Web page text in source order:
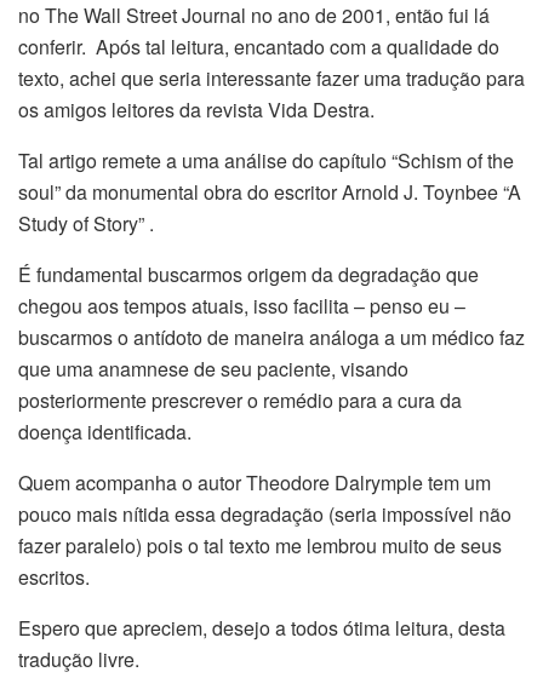
no The Wall Street Journal no ano de 2001, então fui lá
conferir. Após tal leitura, encantado com a qualidade do
texto, achei que seria interessante fazer uma tradução para
os amigos leitores da revista Vida Destra.
Tal artigo remete a uma análise do capítulo “Schism of the
soul” da monumental obra do escritor Arnold J. Toynbee “A
Study of Story” .
É fundamental buscarmos origem da degradação que
chegou aos tempos atuais, isso facilita – penso eu –
buscarmos o antídoto de maneira análoga a um médico faz
que uma anamnese de seu paciente, visando
posteriormente prescrever o remédio para a cura da
doença identificada.
Quem acompanha o autor Theodore Dalrymple tem um
pouco mais nítida essa degradação (seria impossível não
fazer paralelo) pois o tal texto me lembrou muito de seus
escritos.
Espero que apreciem, desejo a todos ótima leitura, desta
tradução livre.